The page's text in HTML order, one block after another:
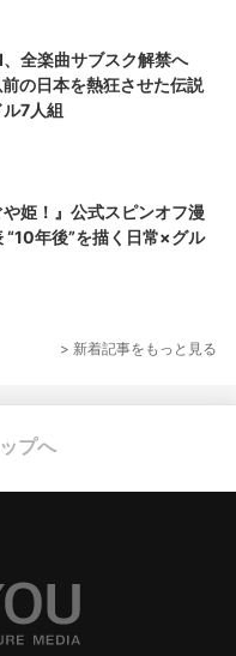
、全楽曲サブスク解禁へ
の日本を熱狂させた伝説
7人組
や姫！』公式スピンオフ漫
“10年後”を描く日常×グル
> 新着記事をもっと見る
プへ